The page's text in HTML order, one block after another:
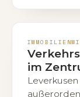
im